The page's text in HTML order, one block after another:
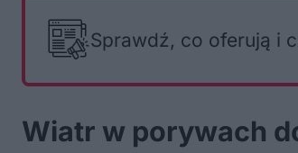
Sprawdź, co oferują i
Wiatr w porywach